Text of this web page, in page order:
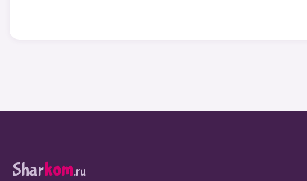
Sharkom.ru